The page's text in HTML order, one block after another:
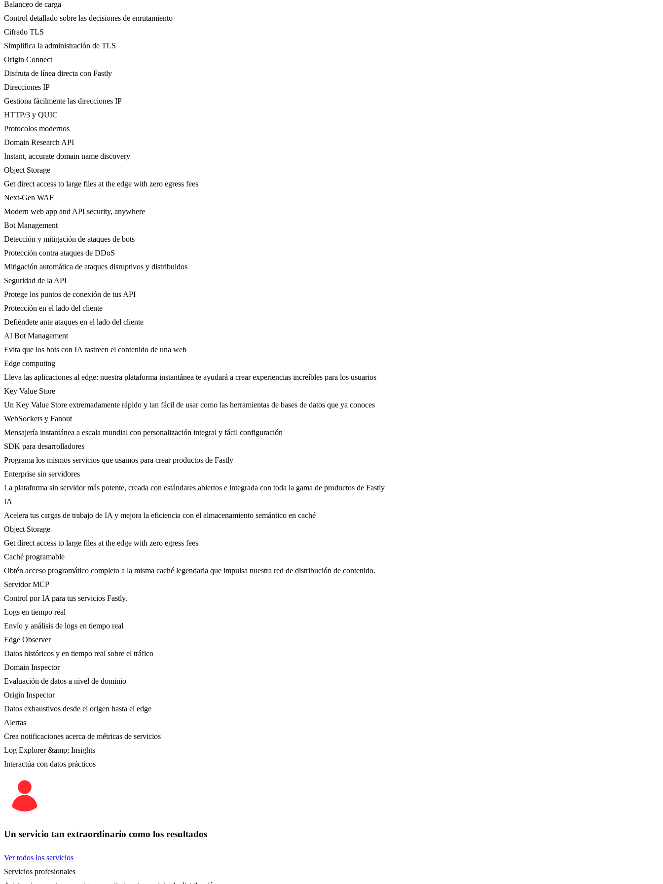
Balanceo de carga
Control detallado sobre las decisiones de enrutamiento
Cifrado TLS
Simplifica la administración de TLS
Origin Connect
Disfruta de línea directa con Fastly
Direcciones IP
Gestiona fácilmente las direcciones IP
HTTP/3 y QUIC
Protocolos modernos
Domain Research API
Instant, accurate domain name discovery
Object Storage
Get direct access to large files at the edge with zero egress fees
Next-Gen WAF
Modern web app and API security, anywhere
Bot Management
Detección y mitigación de ataques de bots
Protección contra ataques de DDoS
Mitigación automática de ataques disruptivos y distribuidos
Seguridad de la API
Protege los puntos de conexión de tus API
Protección en el lado del cliente
Defiéndete ante ataques en el lado del cliente
AI Bot Management
Evita que los bots con IA rastreen el contenido de una web
Edge computing
Lleva las aplicaciones al edge: nuestra plataforma instantánea te ayudará a crear experiencias increíbles para los usuarios
Key Value Store
Un Key Value Store extremadamente rápido y tan fácil de usar como las herramientas de bases de datos que ya conoces
WebSockets y Fanout
Mensajería instantánea a escala mundial con personalización integral y fácil configuración
SDK para desarrolladores
Programa los mismos servicios que usamos para crear productos de Fastly
Enterprise sin servidores
La plataforma sin servidor más potente, creada con estándares abiertos e integrada con toda la gama de productos de Fastly
IA
Acelera tus cargas de trabajo de IA y mejora la eficiencia con el almacenamiento semántico en caché
Object Storage
Get direct access to large files at the edge with zero egress fees
Caché programable
Obtén acceso programático completo a la misma caché legendaria que impulsa nuestra red de distribución de contenido.
Servidor MCP
Control por IA para tus servicios Fastly.
Logs en tiempo real
Envío y análisis de logs en tiempo real
Edge Observer
Datos históricos y en tiempo real sobre el tráfico
Domain Inspector
Evaluación de datos a nivel de dominio
Origin Inspector
Datos exhaustivos desde el origen hasta el edge
Alertas
Crea notificaciones acerca de métricas de servicios
Log Explorer &amp; Insights
Interactúa con datos prácticos
Un servicio tan extraordinario como los resultados
Ver todos los servicios
Servicios profesionales